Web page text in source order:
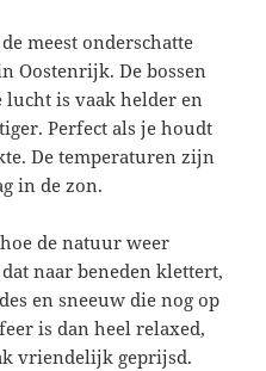
meest onderschatte
Oostenrijk. De bossen
is vaak helder en
Perfect als je houdt
De temperaturen zijn
in de zon.
de natuur weer
naar beneden klettert,
en sneeuw die nog op
is dan heel relaxed,
vriendelijk geprijsd.